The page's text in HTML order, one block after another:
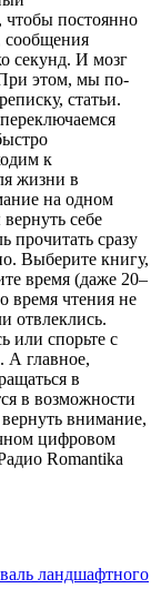
постоянно
сообщения
секунд. И мозг
этом, мы по-
статьи.
к
жизни в
на одном
себе
прочитать сразу
Выберите книгу,
время (даже 20–
время чтения не
отвлеклись.
или спорьте с
А главное,
в
в возможности
внимание,
цифровом
Romantika